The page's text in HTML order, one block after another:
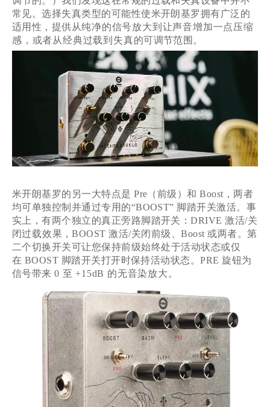
常见。选择失真类型的可能性使米开朗基罗拥有广泛的
适用性，提供从纯净的信号放大到让声音增加一点压缩
感，或者从经典过载到失真的可调节范围。
米开朗基罗的另一大特点是 Pre （前级）和Boost ，两者
均可单独控制并通过专用的“BOOST” 脚踏开关激活。事
实上，有两个独立的真正旁路脚踏开关：DRIVE激活/关
闭过载效果，BOOST激活/关闭前级 、Boost或两者。第
二个切换开关可让您保持前级始终处于活动状态或仅
在 BOOST 脚踏开关打开时保持活动状态。PRE旋钮为
信号带来 0 至+15dB 的无音染放大。